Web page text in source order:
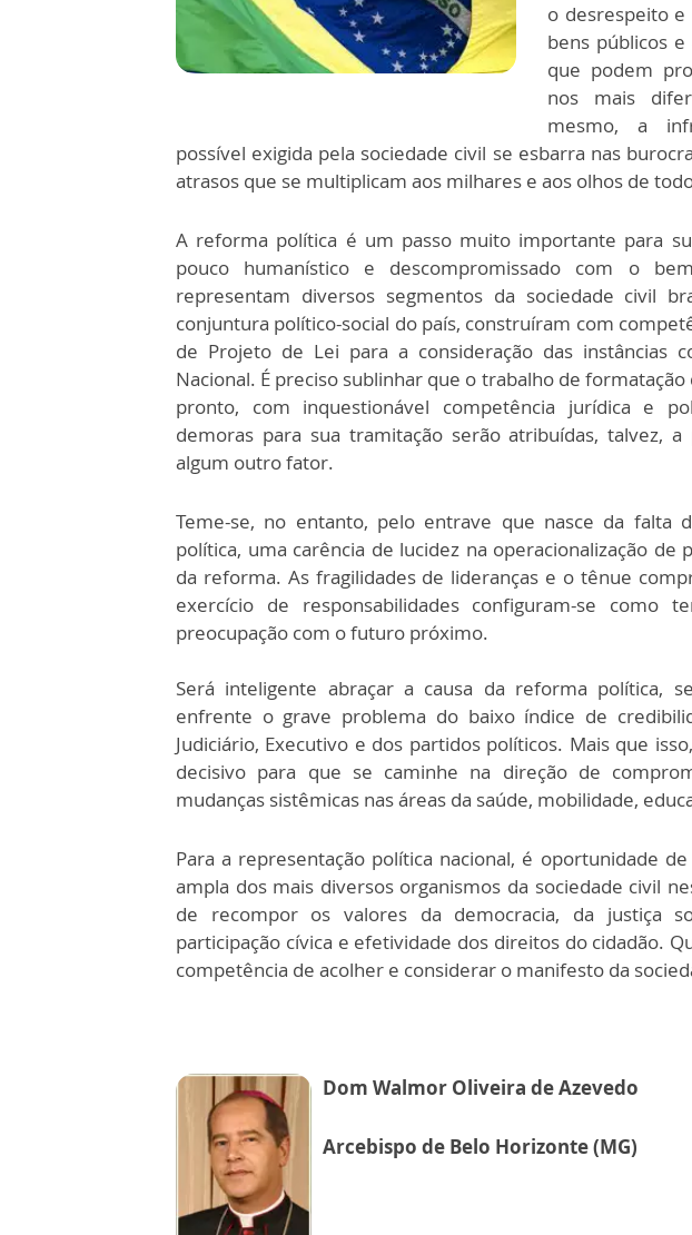
o desrespeito
bens públicos
que podem
nos mais
mesmo, a
possível exigida pela sociedade civil se esbarra nas
atrasos que se multiplicam aos milhares e aos olhos de
A reforma política é um passo muito importante para
pouco humanístico e descompromissado com o
representam diversos segmentos da sociedade civil
conjuntura político-social do país, construíram com
de Projeto de Lei para a consideração das instâncias
Nacional. É preciso sublinhar que o trabalho de
pronto, com inquestionável competência jurídica e
demoras para sua tramitação serão atribuídas, talvez,
algum outro fator.
Teme-se, no entanto, pelo entrave que nasce da falta
política, uma carência de lucidez na operacionalização de
da reforma. As fragilidades de lideranças e o tênue
exercício de responsabilidades configuram-se como
preocupação com o futuro próximo.
Será inteligente abraçar a causa da reforma política,
enfrente o grave problema do baixo índice de
Judiciário, Executivo e dos partidos políticos. Mais que
decisivo para que se caminhe na direção de
mudanças sistêmicas nas áreas da saúde, mobilidade,
Para a representação política nacional, é oportunidade
ampla dos mais diversos organismos da sociedade civil
de recompor os valores da democracia, da justiça
participação cívica e efetividade dos direitos do cidadão.
competência de acolher e considerar o manifesto da
Dom Walmor Oliveira de Azevedo
Arcebispo de Belo Horizonte (MG)